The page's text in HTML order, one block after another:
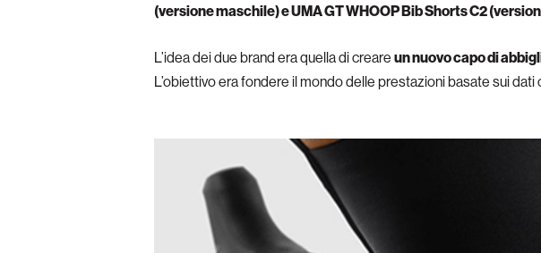
(versione maschile) e UMA GT WHOOP Bib Shorts C2
L’idea dei due brand era quella di creare un nuovo capo di
L’obiettivo era fondere il mondo delle prestazioni basate sui dati